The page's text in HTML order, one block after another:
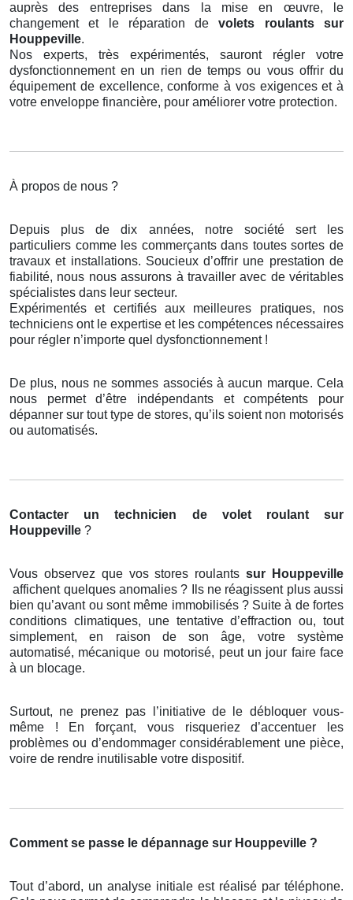
auprès des entreprises dans la mise en œuvre, le
changement et le réparation devolets roulants
sur
Houppeville.
Nos experts, très expérimentés, sauront régler votre
dysfonctionnement en un rien de temps ou vous offrir du
équipement de excellence, conforme à vos exigences et à
votre enveloppe financière, pour améliorer votre protection.
À propos de nous ?
Depuis plus de dix années, notre société sert les
particuliers comme les commerçants dans toutes sortes de
travaux et installations. Soucieux d’offrir une prestation de
fiabilité, nous nous assurons à travailler avec de véritables
spécialistes dans leur secteur.
Expérimentés et certifiés aux meilleures pratiques, nos
techniciens ont le expertise et les compétences nécessaires
pour régler n’importe quel dysfonctionnement !
De plus, nous ne sommes associés à aucun marque. Cela
nous permet d’être indépendants et compétents pour
dépanner sur tout type de stores, qu’ils soient non motorisés
ou automatisés.
Contacter un technicien de volet roulant
sur
Houppeville ?
Vous observez que vos stores roulantssur Houppeville
affichent quelques anomalies ? Ils ne réagissent plus aussi
bien qu’avant ou sont même immobilisés ? Suite à de fortes
conditions climatiques, une tentative d’effraction ou, tout
simplement, en raison de son âge, votre système
automatisé, mécanique ou motorisé, peut un jour faire face
à un blocage.
Surtout, ne prenez pas l’initiative de le débloquer vous-
même ! En forçant, vous risqueriez d’accentuer les
problèmes ou d’endommager considérablement une pièce,
voire de rendre inutilisable votre dispositif.
Comment se passe le dépannage sur Houppeville ?
Tout d’abord, un analyse initiale est réalisé par téléphone.